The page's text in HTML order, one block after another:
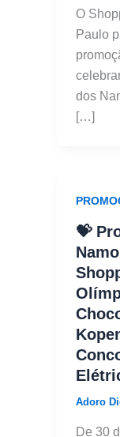
O
Paulo
dos
[…]
💝
Adoro
De 30